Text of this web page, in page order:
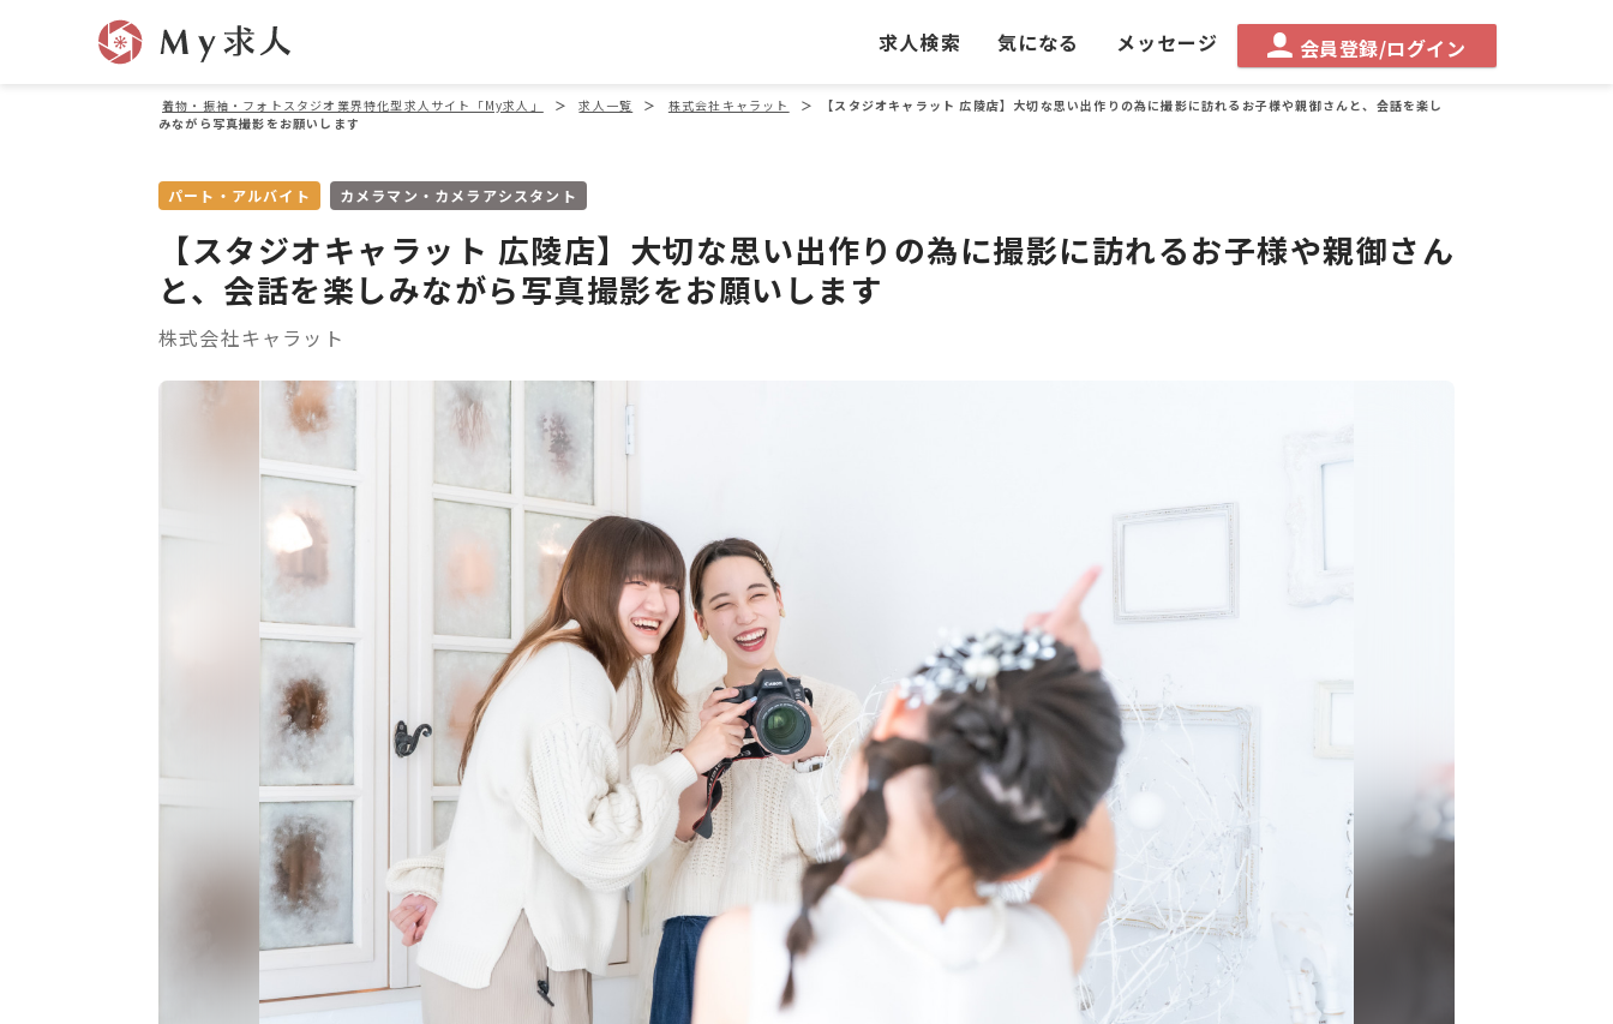
求人検索 気になる メッセージ 会員登録/ログイン
着物・振袖・フォトスタジオ業界特化型求人サイト「My求人」 ＞ 求人一覧 ＞ 株式会社キャラット ＞
【スタジオキャラット 広陵店】大切な思い出作りの為に撮影に訪れるお子様や親御さんと、会話を楽し
みながら写真撮影をお願いします
パート・アルバイト カメラマン・カメラアシスタント
【スタジオキャラット 広陵店】大切な思い出作りの為に撮影に訪れるお子様や親御さん
と、会話を楽しみながら写真撮影をお願いします
株式会社キャラット